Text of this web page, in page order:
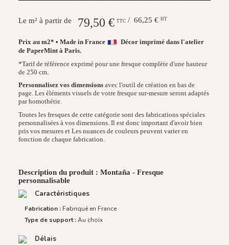
79,50 € TTC / 66,25 € HT
Prix au m2* • Made in France
Décor imprimé dans l'atelier
de PaperMint à Paris.
*Tarif de référence exprimé pour une fresque complète d'une hauteur
de 250 cm.
Personnalisez vos dimensions avec l'outil de création en bas de
page. Les éléments visuels de votre fresque sur-mesure seront adaptés
par homothétie.
Toutes les fresques de cette catégorie sont des fabrications spéciales
personnalisées à vos dimensions. Il est donc important d'avoir bien
pris vos mesures et Les nuances de couleurs peuvent varier en
fonction de chaque fabrication.
Description du produit : Montaña - Fresque
personnalisable
Caractéristiques
Fabrication : Fabriqué en France
Type de support :Au choix
Délais